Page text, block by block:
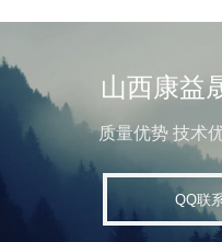
山西康益
质量优势 技术
QQ联